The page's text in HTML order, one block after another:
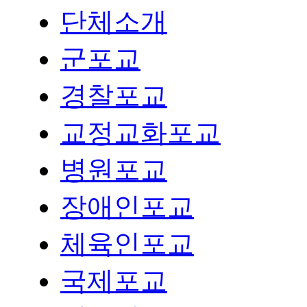
단체소개
군포교
경찰포교
교정교화포교
병원포교
장애인포교
체육인포교
국제포교